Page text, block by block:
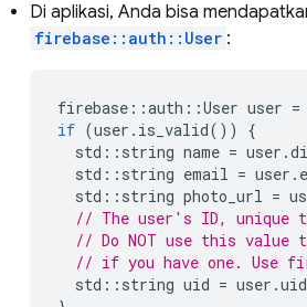
Di aplikasi, Anda bisa
firebase::auth::User :
firebase ::auth ::User user =
if (user . is_valid())
{
std :: string name = user .
std :: string email = user .
std :: string photo_url =
// The user's ID, unique
// Do NOT use this value
// if you have one. Use
std :: string uid = user .uid